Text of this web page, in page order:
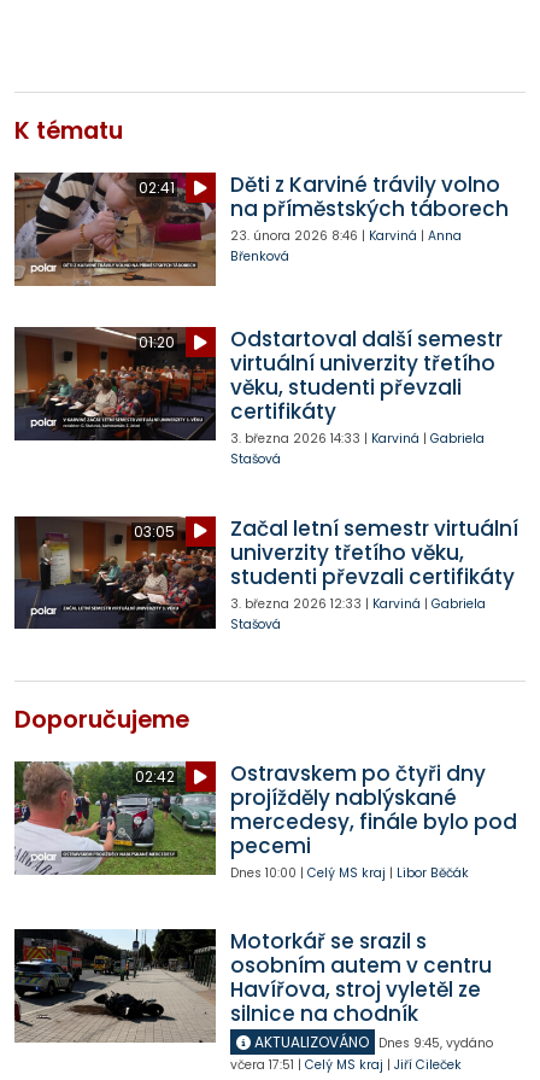
K tématu
02:41
Děti z Karviné trávily volno
na příměstských táborech
23. února 2026 8:46 | Karviná | Anna
Břenková
01:20
Odstartoval další semestr
virtuální univerzity třetího
věku, studenti převzali
certifikáty
3. března 2026 14:33 | Karviná | Gabriela
Stašová
03:05
Začal letní semestr virtuální
univerzity třetího věku,
studenti převzali certifikáty
3. března 2026 12:33 | Karviná | Gabriela
Stašová
Doporučujeme
02:42
Ostravskem po čtyři dny
projížděly nablýskané
mercedesy, finále bylo pod
pecemi
Dnes 10:00 | Celý MS kraj | Libor Běčák
Motorkář se srazil s
osobním autem v centru
Havířova, stroj vyletěl ze
silnice na chodník
AKTUALIZOVÁNO Dnes 9:45, vydáno
včera 17:51 | Celý MS kraj | Jiří Cileček